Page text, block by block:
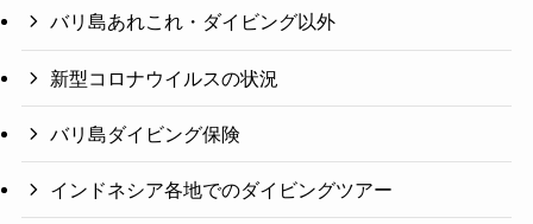
バリ島あれこれ・ダイビング以外
新型コロナウイルスの状況
バリ島ダイビング保険
インドネシア各地でのダイビングツアー